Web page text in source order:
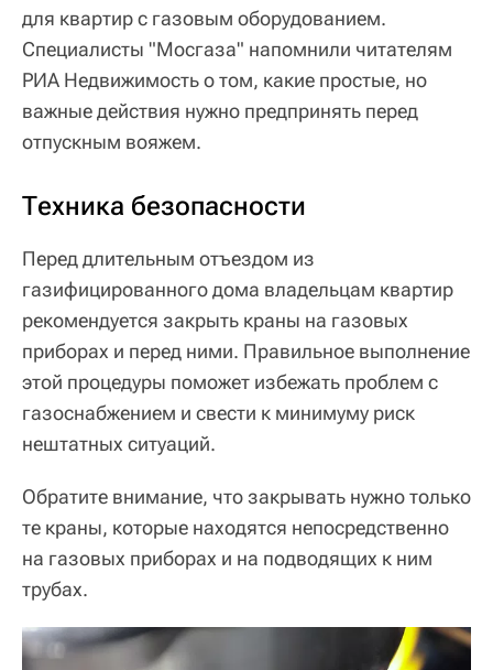
для квартир с газовым оборудованием.
Специалисты "Мосгаза" напомнили читателям
РИА Недвижимость о том, какие простые, но
важные действия нужно предпринять перед
отпускным вояжем.
Техника безопасности
Перед длительным отъездом из
газифицированного дома владельцам квартир
рекомендуется закрыть краны на газовых
приборах и перед ними. Правильное выполнение
этой процедуры поможет избежать проблем с
газоснабжением и свести к минимуму риск
нештатных ситуаций.
Обратите внимание, что закрывать нужно только
те краны, которые находятся непосредственно
на газовых приборах и на подводящих к ним
трубах.